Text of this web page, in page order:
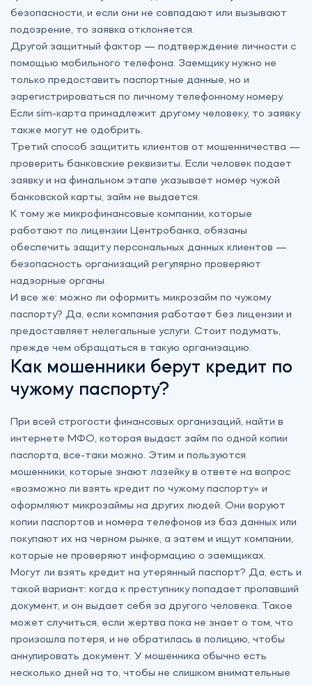
безопасности, и если они не совпадают или вызывают
подозрение, то заявка отклоняется.
Другой защитный фактор — подтверждение личности с
помощью мобильного телефона. Заемщику нужно не
только предоставить паспортные данные, но и
зарегистрироваться по личному телефонному номеру.
Если sim-карта принадлежит другому человеку, то заявку
также могут не одобрить.
Третий способ защитить клиентов от мошенничества —
проверить банковские реквизиты. Если человек подает
заявку и на финальном этапе указывает номер чужой
банковской карты, займ не выдается.
К тому же микрофинансовые компании, которые
работают по лицензии Центробанка, обязаны
обеспечить защиту персональных данных клиентов —
безопасность организаций регулярно проверяют
надзорные органы.
И все же: можно ли оформить микрозайм по чужому
паспорту? Да, если компания работает без лицензии и
предоставляет нелегальные услуги. Стоит подумать,
прежде чем обращаться в такую организацию.
Как мошенники берут кредит по
чужому паспорту?
При всей строгости финансовых организаций, найти в
интернете МФО, которая выдаст займ по одной копии
паспорта, все-таки можно. Этим и пользуются
мошенники, которые знают лазейку в ответе на вопрос
«возможно ли взять кредит по чужому паспорту» и
оформляют микрозаймы на других людей. Они воруют
копии паспортов и номера телефонов из баз данных или
покупают их на черном рынке, а затем и ищут компании,
которые не проверяют информацию о заемщиках.
Могут ли взять кредит на утерянный паспорт? Да, есть и
такой вариант: когда к преступнику попадает пропавший
документ, и он выдает себя за другого человека. Такое
может случиться, если жертва пока не знает о том, что
произошла потеря, и не обратилась в полицию, чтобы
аннулировать документ. У мошенника обычно есть
несколько дней на то, чтобы не слишком внимательные